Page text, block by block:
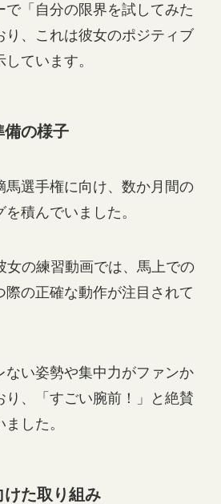
で「自分の限界を試してみた
り、これは彼女のポジティブ
ています。
備の様子
馬選手権に向け、数か月間の
積んでいました。
女の練習動画では、馬上での
際の正確な動作が注目されて
ない姿勢や集中力がファンか
り、「すごい腕前！」と絶賛
した。
た取り組み